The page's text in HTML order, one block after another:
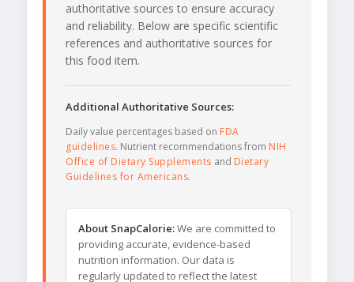
authoritative sources to ensure accuracy
and reliability. Below are specific scientific
references and authoritative sources for
this food item.
Additional Authoritative Sources:
Daily value percentages based on FDA
guidelines. Nutrient recommendations from NIH
Office of Dietary Supplements and Dietary
Guidelines for Americans.
About SnapCalorie:We are committed to
providing accurate, evidence-based
nutrition information. Our data is
regularly updated to reflect the latest